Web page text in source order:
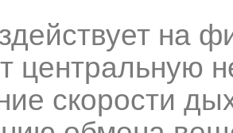
на
центральную
скорости